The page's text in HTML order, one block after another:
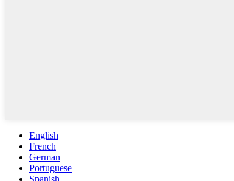
English
French
German
Portuguese
Spanish